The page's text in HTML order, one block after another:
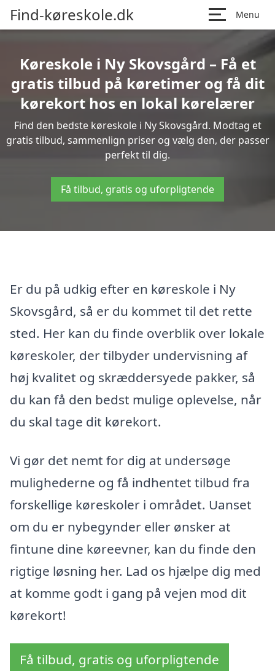
Find-køreskole.dk Menu
Køreskole i Ny Skovsgård – Få et
gratis tilbud på køretimer og få dit
kørekort hos en lokal kørelærer
Find den bedste køreskole i Ny Skovsgård. Modtag et
gratis tilbud, sammenlign priser og vælg den, der passer
perfekt til dig.
Få tilbud, gratis og uforpligtende
Er du på udkig efter en køreskole i Ny
Skovsgård, så er du kommet til det rette
sted. Her kan du finde overblik over lokale
køreskoler, der tilbyder undervisning af
høj kvalitet og skræddersyede pakker, så
du kan få den bedst mulige oplevelse, når
du skal tage dit kørekort.
Vi gør det nemt for dig at undersøge
mulighederne og få indhentet tilbud fra
forskellige køreskoler i området. Uanset
om du er nybegynder eller ønsker at
fintune dine køreevner, kan du finde den
rigtige løsning her. Lad os hjælpe dig med
at komme godt i gang på vejen mod dit
kørekort!
Få tilbud, gratis og uforpligtende